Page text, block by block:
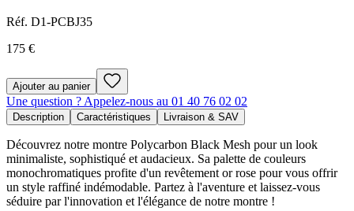
Réf. D1-PCBJ35
175 €
Ajouter au panier
Une question ? Appelez-nous au 01 40 76 02 02
Description Caractéristiques Livraison & SAV
Découvrez notre montre Polycarbon Black Mesh pour un look
minimaliste, sophistiqué et audacieux. Sa palette de couleurs
monochromatiques profite d'un revêtement or rose pour vous offrir
un style raffiné indémodable. Partez à l'aventure et laissez-vous
séduire par l'innovation et l'élégance de notre montre !